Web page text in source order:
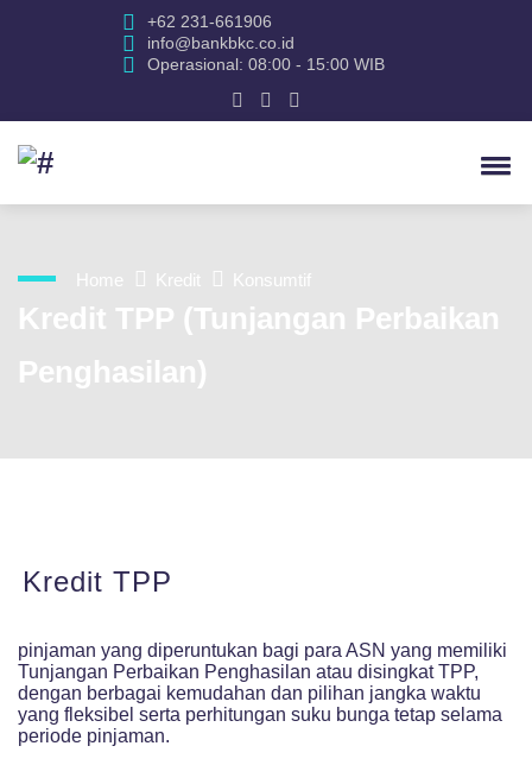
+62 231-661906
info@bankbkc.co.id
Operasional: 08:00 - 15:00 WIB
Home Kredit Konsumtif
Kredit TPP (Tunjangan Perbaikan
Penghasilan)
Kredit TPP
pinjaman yang diperuntukan bagi para ASN yang memiliki
Tunjangan Perbaikan Penghasilan atau disingkat TPP,
dengan berbagai kemudahan dan pilihan jangka waktu
yang fleksibel serta perhitungan suku bunga tetap selama
periode pinjaman.